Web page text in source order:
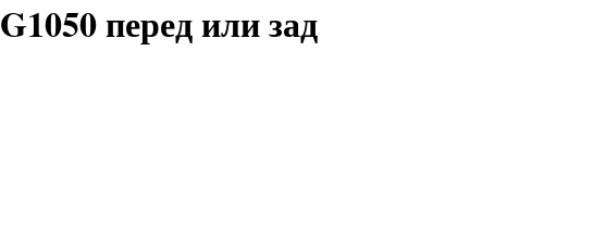
перед или зад